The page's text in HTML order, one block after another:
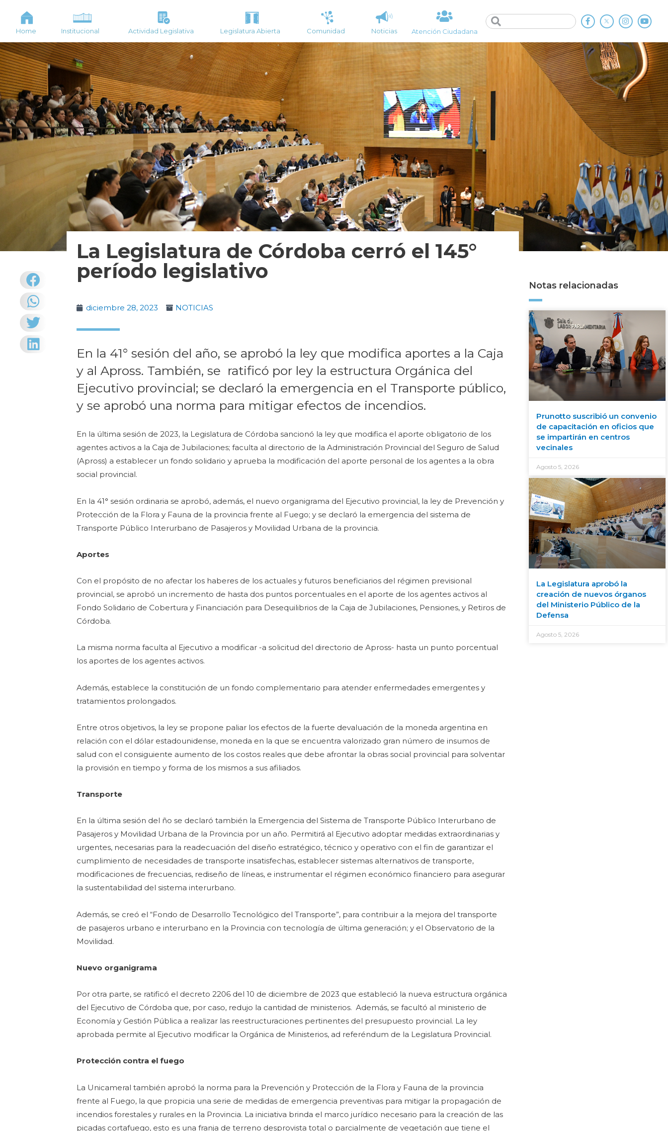
Home Institucional Actividad Legislativa Legislatura Abierta Comunidad Noticias Atención Ciudadana
La Legislatura de Córdoba cerró el 145°
período legislativo
diciembre 28, 2023 NOTICIAS
En la 41° sesión del año, se aprobó la ley que modifica aportes a la Caja
y al Apross. También, se ratificó por ley la estructura Orgánica del
Ejecutivo provincial; se declaró la emergencia en el Transporte público,
y se aprobó una norma para mitigar efectos de incendios.
En la última sesión de 2023, la Legislatura de Córdoba sancionó la ley que modifica el aporte obligatorio de los
agentes activos a la Caja de Jubilaciones; faculta al directorio de la Administración Provincial del Seguro de Salud
(Apross) a establecer un fondo solidario y aprueba la modificación del aporte personal de los agentes a la obra
social provincial.
En la 41° sesión ordinaria se aprobó, además, el nuevo organigrama del Ejecutivo provincial, la ley de Prevención y
Protección de la Flora y Fauna de la provincia frente al Fuego; y se declaró la emergencia del sistema de
Transporte Público Interurbano de Pasajeros y Movilidad Urbana de la provincia.
Aportes
Con el propósito de no afectar los haberes de los actuales y futuros beneficiarios del régimen previsional
provincial, se aprobó un incremento de hasta dos puntos porcentuales en el aporte de los agentes activos al
Fondo Solidario de Cobertura y Financiación para Desequilibrios de la Caja de Jubilaciones, Pensiones, y Retiros de
Córdoba.
La misma norma faculta al Ejecutivo a modificar -a solicitud del directorio de Apross- hasta un punto porcentual
los aportes de los agentes activos.
Además, establece la constitución de un fondo complementario para atender enfermedades emergentes y
tratamientos prolongados.
Entre otros objetivos, la ley se propone paliar los efectos de la fuerte devaluación de la moneda argentina en
relación con el dólar estadounidense, moneda en la que se encuentra valorizado gran número de insumos de
salud con el consiguiente aumento de los costos reales que debe afrontar la obras social provincial para solventar
la provisión en tiempo y forma de los mismos a sus afiliados.
Transporte
En la última sesión del ño se declaró también la Emergencia del Sistema de Transporte Público Interurbano de
Pasajeros y Movilidad Urbana de la Provincia por un año. Permitirá al Ejecutivo adoptar medidas extraordinarias y
urgentes, necesarias para la readecuación del diseño estratégico, técnico y operativo con el fin de garantizar el
cumplimiento de necesidades de transporte insatisfechas, establecer sistemas alternativos de transporte,
modificaciones de frecuencias, rediseño de líneas, e instrumentar el régimen económico financiero para asegurar
la sustentabilidad del sistema interurbano.
Además, se creó el “Fondo de Desarrollo Tecnológico del Transporte”, para contribuir a la mejora del transporte
de pasajeros urbano e interurbano en la Provincia con tecnología de última generación; y el Observatorio de la
Movilidad.
Nuevo organigrama
Por otra parte, se ratificó el decreto 2206 del 10 de diciembre de 2023 que estableció la nueva estructura orgánica
del Ejecutivo de Córdoba que, por caso, redujo la cantidad de ministerios. Además, se facultó al ministerio de
Economía y Gestión Pública a realizar las reestructuraciones pertinentes del presupuesto provincial. La ley
aprobada permite al Ejecutivo modificar la Orgánica de Ministerios, ad referéndum de la Legislatura Provincial.
Protección contra el fuego
La Unicameral también aprobó la norma para la Prevención y Protección de la Flora y Fauna de la provincia
frente al Fuego, la que propicia una serie de medidas de emergencia preventivas para mitigar la propagación de
incendios forestales y rurales en la Provincia. La iniciativa brinda el marco jurídico necesario para la creación de las
picadas cortafuego, esto es una franja de terreno desprovista total o parcialmente de vegetación que tiene el
Notas relacionadas
Prunotto suscribió un convenio
de capacitación en oficios que
se impartirán en centros
vecinales
Agosto 5, 2026
La Legislatura aprobó la
creación de nuevos órganos
del Ministerio Público de la
Defensa
Agosto 5, 2026